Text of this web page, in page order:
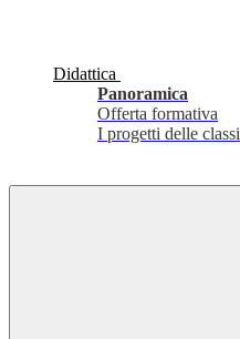
Didattica
Panoramica
Offerta formativa
I progetti delle classi